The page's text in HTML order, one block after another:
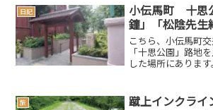
日記
小伝馬町 十思
鐘」「松陰先生
こちら、小伝馬町
「十思公園」路地
した場所にありま
す。この牢屋敷が、
旅 蹴上インクラ